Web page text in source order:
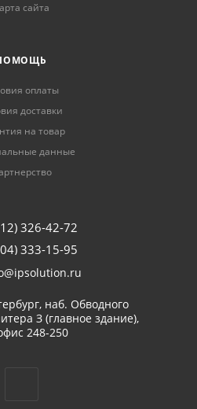
сайта
оплаты
доставки
на товар
данные
326-42-72
333-15-95
наб. Обводного
З (главное здание),
248-250